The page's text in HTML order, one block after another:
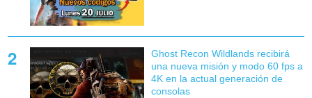
Ghost Recon Wildlands recibirá
una nueva misión y modo 60 fps a
4K en la actual generación de
consolas